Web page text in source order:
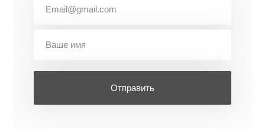
Отправить